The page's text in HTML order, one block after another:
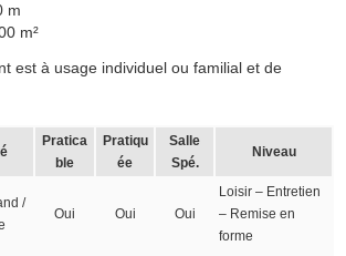
m
m²
est à usage individuel ou familial et de
Pratica
ble
Pratiqu
ée
Salle
Spé.
Niveau
/
Oui Oui Oui
Loisir – Entretien
– Remise en
forme